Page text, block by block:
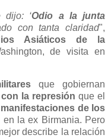
dijo: ‘Odio a la junta
con tanta claridad",
Asiáticos de la
de visita en
que gobiernan
la represión que el
de los
en la ex Birmania. Pero
describe la relación